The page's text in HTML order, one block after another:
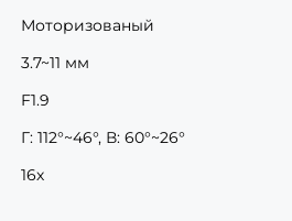
Моторизованый
3.7~11 мм
F1.9
Г: 112°~46°, В: 60°~26°
16х